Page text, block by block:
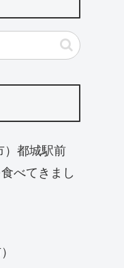
）都城駅前
べてきまし